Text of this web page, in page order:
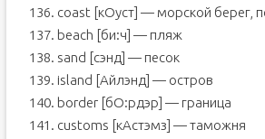
136. coast [кОуст] — морской берег,
137. beach [би:ч] — пляж
138. sand [сэнд] — песок
139. island [Айлэнд] — остров
140. border [бО:рдэр] — граница
141. customs [кАстэмз] — таможня